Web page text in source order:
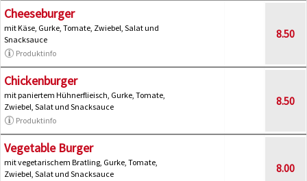
Cheeseburger
mit Käse, Gurke, Tomate, Zwiebel, Salat und
Snacksauce
Produktinfo
8.50
Chickenburger
mit paniertem Hühnerflieisch, Gurke, Tomate,
Zwiebel, Salat und Snacksauce
Produktinfo
8.50
Vegetable Burger
mit vegetarischem Bratling, Gurke, Tomate,
Zwiebel, Salat und Snacksauce
8.00